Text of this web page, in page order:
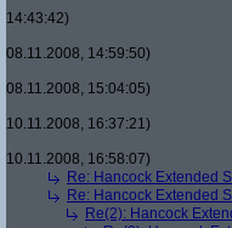
14:43:42)
08.11.2008, 14:59:50)
08.11.2008, 15:04:05)
10.11.2008, 16:37:21)
10.11.2008, 16:58:07)
Re: Hancock Extended
Re: Hancock Extended
Re(2): Hancock